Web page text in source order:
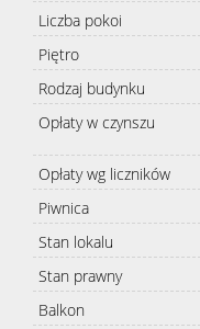
Liczba pokoi
Piętro
Rodzaj budynku
Opłaty w czynszu
Opłaty wg liczników
Piwnica
Stan lokalu
Stan prawny
Balkon